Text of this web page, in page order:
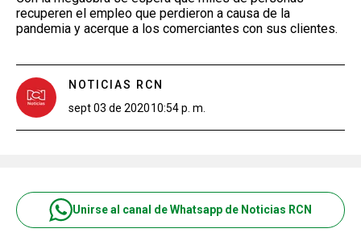
recuperen el empleo que perdieron a causa de la
pandemia y acerque a los comerciantes con sus clientes.
NOTICIAS RCN
sept 03 de 202010:54 p. m.
Unirse al canal de Whatsapp de Noticias RCN